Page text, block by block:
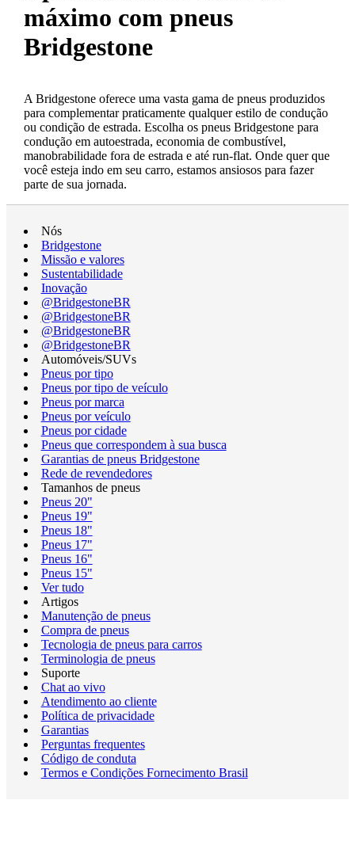
máximo com pneus
Bridgestone
A Bridgestone oferece uma vasta gama de pneus produzidos
para complementar praticamente qualquer estilo de condução
ou condição de estrada. Escolha os pneus Bridgestone para
condução em autoestrada, economia de combustível,
manobrabilidade fora de estrada e até run-flat. Onde quer que
você esteja indo em seu carro, estamos ansiosos para fazer
parte de sua jornada.
Nós
Bridgestone
Missão e valores
Sustentabilidade
Inovação
@BridgestoneBR
@BridgestoneBR
@BridgestoneBR
@BridgestoneBR
Automóveis/SUVs
Pneus por tipo
Pneus por tipo de veículo
Pneus por marca
Pneus por veículo
Pneus por cidade
Pneus que correspondem à sua busca
Garantias de pneus Bridgestone
Rede de revendedores
Tamanhos de pneus
Pneus 20"
Pneus 19"
Pneus 18"
Pneus 17"
Pneus 16"
Pneus 15"
Ver tudo
Artigos
Manutenção de pneus
Compra de pneus
Tecnologia de pneus para carros
Terminologia de pneus
Suporte
Chat ao vivo
Atendimento ao cliente
Política de privacidade
Garantias
Perguntas frequentes
Código de conduta
Termos e Condições Fornecimento Brasil